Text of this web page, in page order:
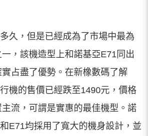
久，但是已經成為了市場中最為
，該機造型上和諾基亞E71同出
占盡了優勢。在新橡數碼了解
機的售價已經跌至1490元，價格
流，可謂是實惠的最佳機型。諾
E71均採用了寬大的機身設計，並